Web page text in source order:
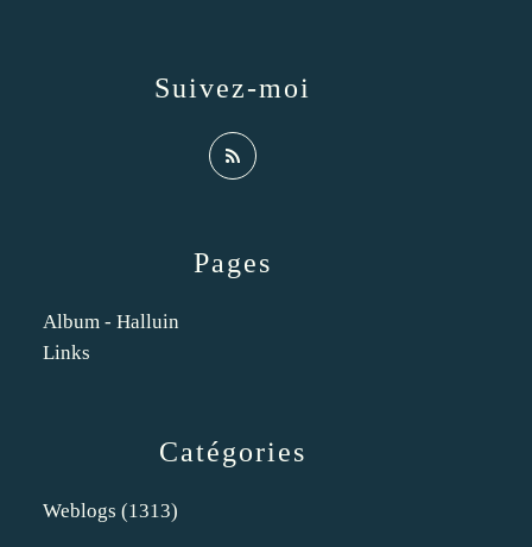
Catégories
Weblogs (1313)
Pages
Album - Halluin
Links
Suivez-moi